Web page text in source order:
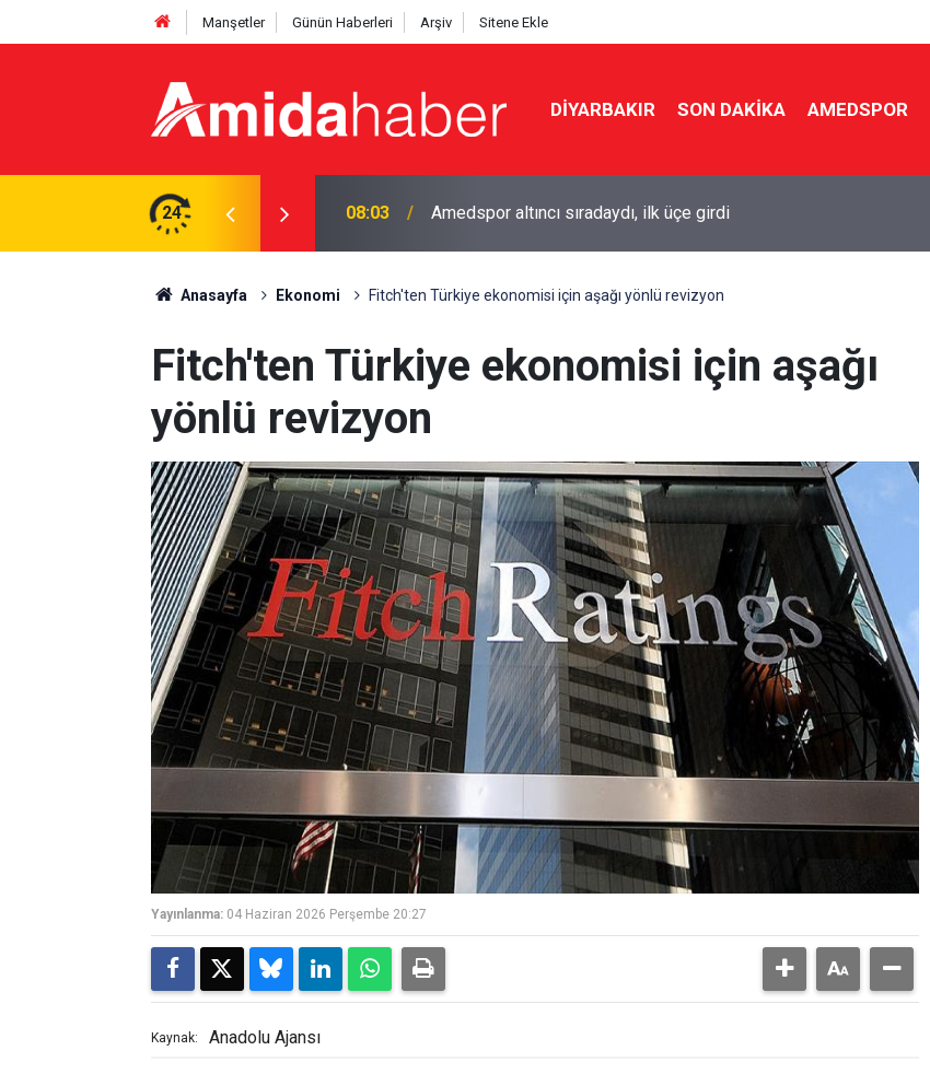
Manşetler Günün Haberleri Arşiv Sitene Ekle
DIYARBAKIR SON DAKIKA AMEDSPOR
24 07:24 Diyarbakır’da düğün salonunda kavga: 5 yaralı
Anasayfa Ekonomi Fitch'ten Türkiye ekonomisi için aşağı yönlü revizyon
Fitch'ten Türkiye ekonomisi için aşağı
yönlü revizyon
Yayınlanma: 04 Haziran 2026 Perşembe 20:27
Kaynak: Anadolu Ajansı